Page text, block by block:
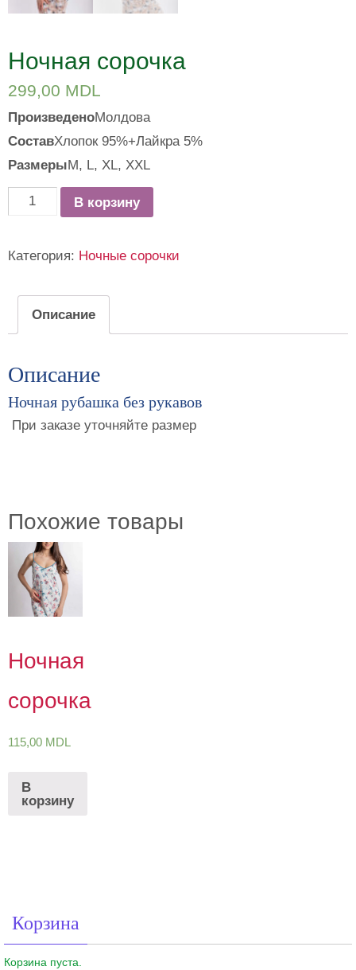
Ночная сорочка
299,00 MDL
ПроизведеноМолдова
СоставХлопок 95%+Лайкра 5%
РазмерыM, L, ХL, XXL
КоличествоВ корзину
Категория: Ночные сорочки
Описание
Описание
Ночная рубашка без рукавов
При заказе уточняйте размер
Похожие товары
Ночная
сорочка
115,00 MDL
В
корзину
Корзина
Корзина пуста.